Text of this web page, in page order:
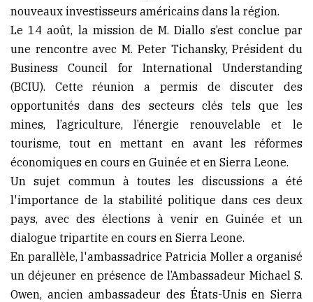
nouveaux investisseurs américains dans la région.
Le 14 août, la mission de M. Diallo s’est conclue par
une rencontre avec M. Peter Tichansky, Président du
Business Council for International Understanding
(BCIU). Cette réunion a permis de discuter des
opportunités dans des secteurs clés tels que les
mines, l’agriculture, l’énergie renouvelable et le
tourisme, tout en mettant en avant les réformes
économiques en cours en Guinée et en Sierra Leone.
Un sujet commun à toutes les discussions a été
l'importance de la stabilité politique dans ces deux
pays, avec des élections à venir en Guinée et un
dialogue tripartite en cours en Sierra Leone.
En parallèle, l'ambassadrice Patricia Moller a organisé
un déjeuner en présence de l’Ambassadeur Michael S.
Owen, ancien ambassadeur des États-Unis en Sierra